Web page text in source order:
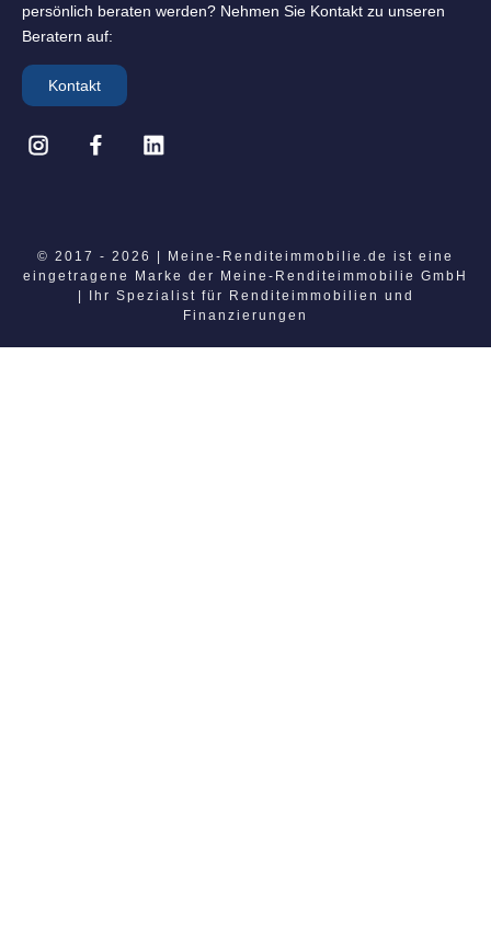
persönlich beraten werden? Nehmen Sie Kontakt zu unseren
Beratern auf:
Kontakt
© 2017 - 2026 | Meine-Renditeimmobilie.de ist eine
eingetragene Marke der Meine-Renditeimmobilie GmbH
| Ihr Spezialist für Renditeimmobilien und
Finanzierungen